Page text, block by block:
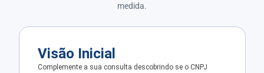
medida.
Visão Inicial
Complemente a sua consulta descobrindo se o CNPJ